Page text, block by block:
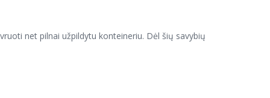
net pilnai užpildytu konteineriu. Dėl šių savybių